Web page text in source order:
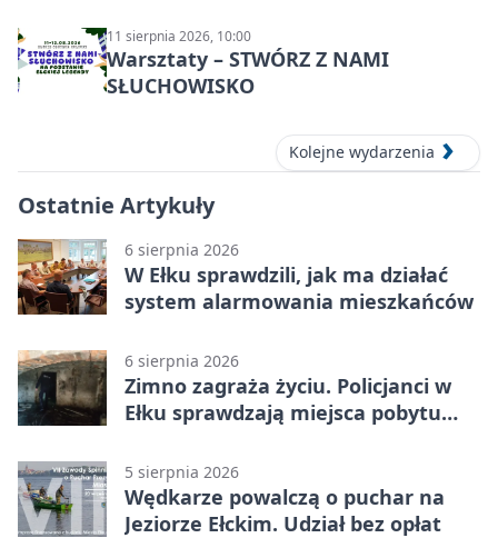
11 sierpnia 2026, 10:00
Warsztaty – STWÓRZ Z NAMI
SŁUCHOWISKO
Kolejne wydarzenia
Ostatnie Artykuły
6 sierpnia 2026
W Ełku sprawdzili, jak ma działać
system alarmowania mieszkańców
6 sierpnia 2026
Zimno zagraża życiu. Policjanci w
Ełku sprawdzają miejsca pobytu
5 sierpnia 2026
Wędkarze powalczą o puchar na
Jeziorze Ełckim. Udział bez opłat